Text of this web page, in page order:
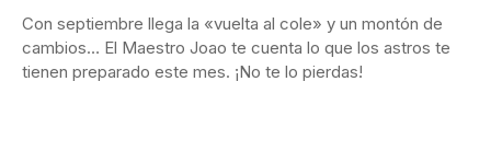
Con septiembre llega la «vuelta al cole» y un montón de
cambios… El Maestro Joao te cuenta lo que los astros te
tienen preparado este mes. ¡No te lo pierdas!